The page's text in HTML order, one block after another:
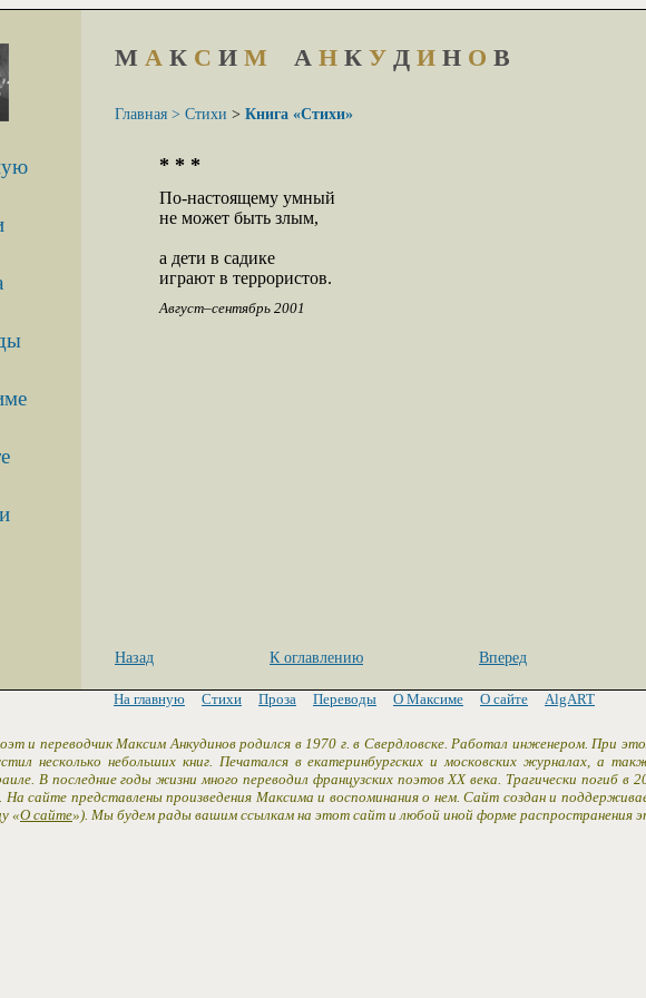
М А К С И М А Н К У Д И Н О В
Главная > Стихи > Книга «Стихи»
* * *
По-настоящему умный
не может быть злым,
а дети в садике
играют в террористов.
Август–сентябрь 2001
Назад К оглавлению Вперед
На главную Стихи Проза Переводы О Максиме О сайте AlgART
и переводчик Максим Анкудинов родился в 1970 г. в Свердловске. Работал инженером. При
несколько небольших книг. Печатался в екатеринбургских и московских журналах, а
В последние годы жизни много переводил французских поэтов XX века. Трагически погиб в
На сайте представлены произведения Максима и воспоминания о нем. Сайт создан и
«О сайте»). Мы будем рады вашим ссылкам на этот сайт и любой иной форме распространения